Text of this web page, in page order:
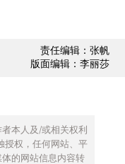
责任编辑：张帆
版面编辑：李丽莎
本人及/或相关权利
授权，任何网站、平
的网站信息内容转